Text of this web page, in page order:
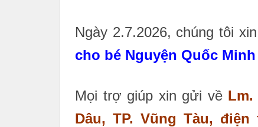
Ngày 2.7.2026, chúng tôi
cho bé Nguyện Quốc Minh
Mọi trợ giúp xin gửi về Lm.
Dâu, TP. Vũng Tàu, điện